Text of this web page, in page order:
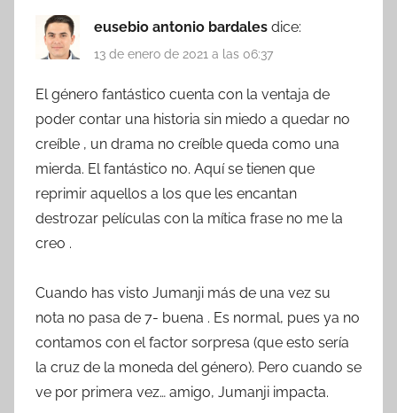
eusebio antonio bardales dice:
13 de enero de 2021 a las 06:37
El género fantástico cuenta con la ventaja de
poder contar una historia sin miedo a quedar no
creíble , un drama no creíble queda como una
mierda. El fantástico no. Aquí se tienen que
reprimir aquellos a los que les encantan
destrozar películas con la mítica frase no me la
creo .
Cuando has visto Jumanji más de una vez su
nota no pasa de 7- buena . Es normal, pues ya no
contamos con el factor sorpresa (que esto sería
la cruz de la moneda del género). Pero cuando se
ve por primera vez… amigo, Jumanji impacta.